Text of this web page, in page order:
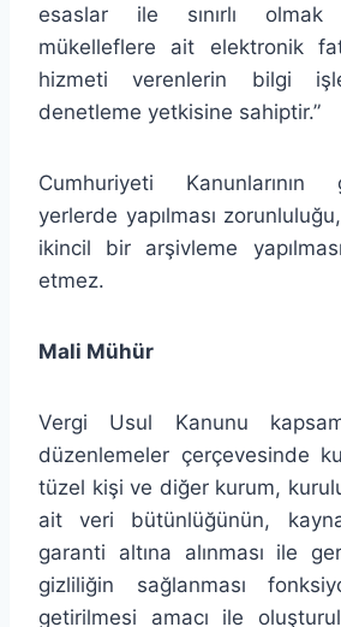
esaslar ile sınırlı
mükelleflere ait elektronik
hizmeti verenlerin bilgi
denetleme yetkisine sahiptir.”
Cumhuriyeti
yerlerde yapılması
ikincil bir arşivleme
etmez.
Mali Mühür
Vergi Usul Kanunu
düzenlemeler çerçevesinde
tüzel kişi ve diğer kurum,
ait veri bütünlüğünün,
garanti altına alınması ile
gizliliğin sağlanması
getirilmesi amacı ile